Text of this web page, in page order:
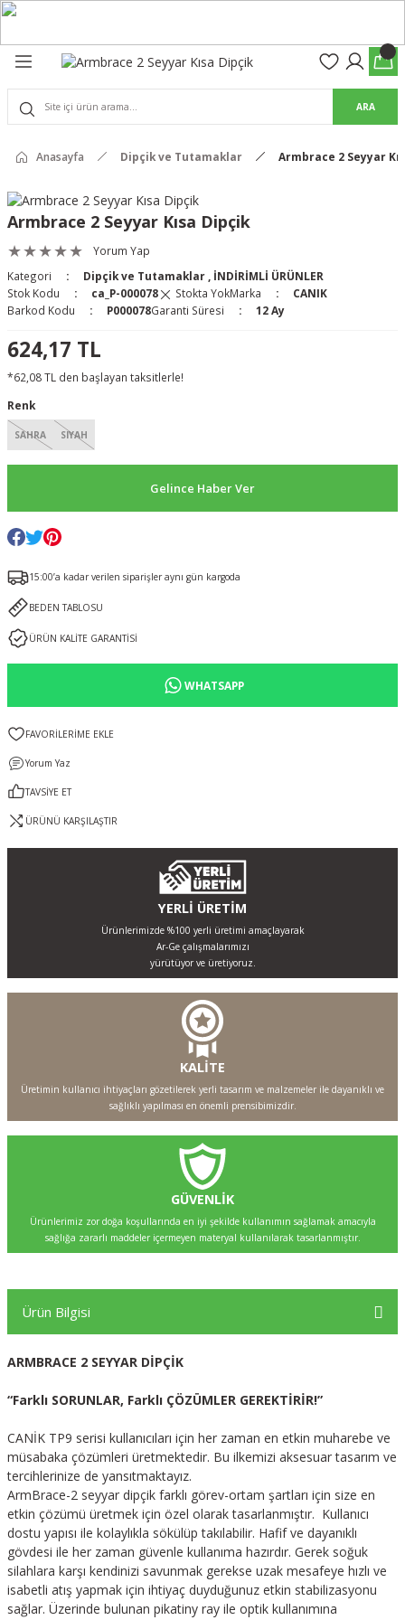
Pro Pantolon
Pantolon
& Kalkanlar
Well) ve Arka Kabzalar
ARA
Anasayfa Dipçik ve Tutamaklar Armbrace 2 Seyyar
Armbrace 2 Seyyar Kısa Dipçik
Yorum Yap
Kategori
Dipçik ve Tutamaklar
İNDİRİMLİ ÜRÜNLER
Stok Kodu
ca_P-000078 Stokta YokMarka
CANIK
Barkod Kodu
P000078Garanti Süresi 12 Ay
624,17 TL
*62,08 TL den başlayan taksitlerle!
Renk
SAHRA SIYAH
Gelince Haber Ver
15:00’a kadar verilen siparişler aynı gün kargoda
BEDEN TABLOSU
ÜRÜN KALİTE GARANTİSİ
WHATSAPP
Yorum Yaz
TAVSİYE ET
ÜRÜNÜ KARŞILAŞTIR
YERLİ ÜRETİM
Ürünlerimizde %100 yerli üretimi amaçlayarak
Ar-Ge çalışmalarımızı
yürütüyor ve üretiyoruz.
KALİTE
Üretimin kullanıcı ihtiyaçları gözetilerek yerli tasarım ve malzemeler ile dayanıklı ve
sağlıklı yapılması en önemli prensibimizdir.
GÜVENLİK
Ürünlerimiz zor doğa koşullarında en iyi şekilde kullanımın sağlamak amacıyla
sağlığa zararlı maddeler içermeyen materyal kullanılarak tasarlanmıştır.
Ürün Bilgisi
ARMBRACE 2 SEYYAR DİPÇİK
“Farklı SORUNLAR, Farklı ÇÖZÜMLER GEREKTİRİR!”
CANİK TP9 serisi kullanıcıları için her zaman en etkin muharebe ve
müsabaka çözümleri üretmektedir. Bu ilkemizi aksesuar tasarım ve
tercihlerinize de yansıtmaktayız.
ArmBrace-2 seyyar dipçik farklı görev-ortam şartları için size en
etkin çözümü üretmek için özel olarak tasarlanmıştır. Kullanıcı
dostu yapısı ile kolaylıkla sökülüp takılabilir. Hafif ve dayanıklı
gövdesi ile her zaman güvenle kullanıma hazırdır. Gerek soğuk
silahlara karşı kendinizi savunmak gerekse uzak mesafeye hızlı ve
isabetli atış yapmak için ihtiyaç duyduğunuz etkin stabilizasyonu
sağlar. Üzerinde bulunan pikatiny ray ile optik kullanımına